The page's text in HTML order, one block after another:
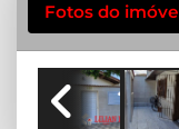
Fotos do